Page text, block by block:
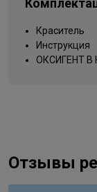
Упаковка товара
Название цвета
Вид деятельности
Краситель
Инструкция
ОКСИГЕНТ
Отзывы